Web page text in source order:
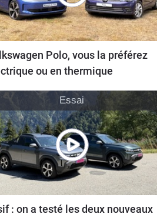
Polo, vous la préférez
ou en thermique
Essai
: on a testé les deux nouveaux